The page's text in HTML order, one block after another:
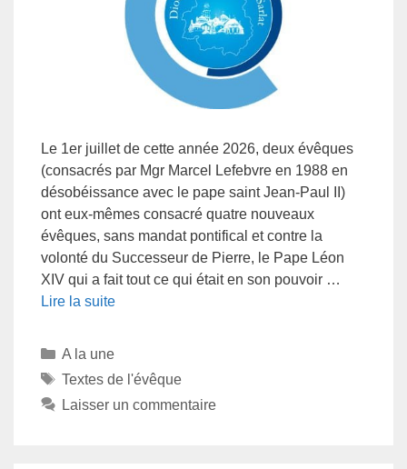
Le 1er juillet de cette année 2026, deux évêques
(consacrés par Mgr Marcel Lefebvre en 1988 en
désobéissance avec le pape saint Jean-Paul II)
ont eux-mêmes consacré quatre nouveaux
évêques, sans mandat pontifical et contre la
volonté du Successeur de Pierre, le Pape Léon
XIV qui a fait tout ce qui était en son pouvoir …
Lire la suite
A la une
Textes de l'évêque
Laisser un commentaire